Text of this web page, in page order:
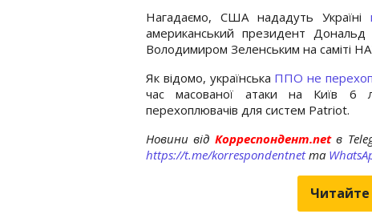
Нагадаємо, США нададуть Україні
американський президент Дональд
Володимиром Зеленським на саміті
Як відомо, українська ППО не
час масованої атаки на Київ 6
перехоплювачів для систем Patriot.
Новини від Корреспондент.netв
https://t.me/korrespondentnetта
Читайте